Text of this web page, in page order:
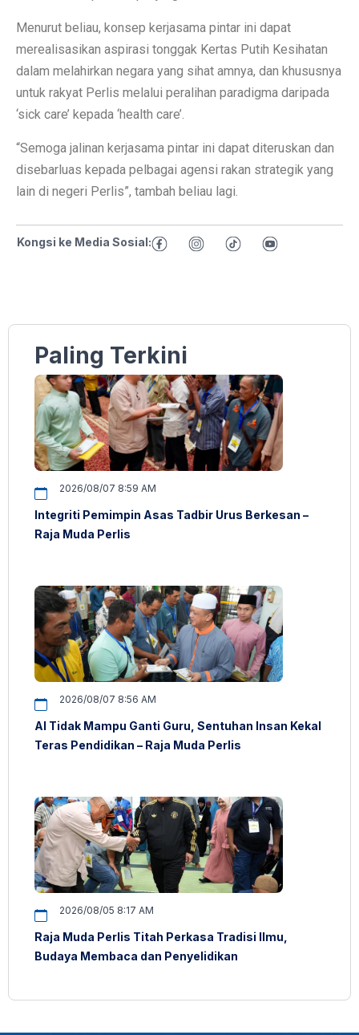
Menurut beliau, konsep kerjasama pintar ini dapat
merealisasikan aspirasi tonggak Kertas Putih Kesihatan
dalam melahirkan negara yang sihat amnya, dan khususnya
untuk rakyat Perlis melalui peralihan paradigma daripada
‘sick care’ kepada ‘health care’.
“Semoga jalinan kerjasama pintar ini dapat diteruskan dan
disebarluas kepada pelbagai agensi rakan strategik yang
lain di negeri Perlis”, tambah beliau lagi.
Kongsi ke Media Sosial:
Paling Terkini
2026/08/07 8:59 AM
Integriti Pemimpin Asas Tadbir Urus Berkesan –
Raja Muda Perlis
2026/08/07 8:56 AM
AI Tidak Mampu Ganti Guru, Sentuhan Insan Kekal
Teras Pendidikan – Raja Muda Perlis
2026/08/05 8:17 AM
Raja Muda Perlis Titah Perkasa Tradisi Ilmu,
Budaya Membaca dan Penyelidikan